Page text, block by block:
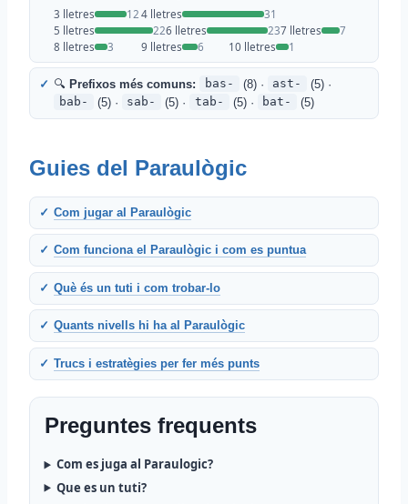
3 lletres 124 lletres
31
5 lletres
226 lletres 237 lletres
7
8 lletres
3 9 lletres 6 10 lletres 1
🔍 Prefixos més comuns: bas- (8) · ast-
(5) ·
bab-
(5) · sab- (5) · tab- (5) · bat- (5)
Guies del Paraulògic
Com jugar al Paraulògic
Com funciona el Paraulògic i com es puntua
Què és un tuti i com trobar-lo
Quants nivells hi ha al Paraulògic
Trucs i estratègies per fer més punts
Preguntes frequents
Com es juga al Paraulogic?
Que es un tuti?